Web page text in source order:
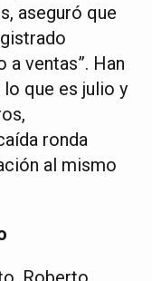
aseguró que
a ventas”. Han
que es julio y
ronda
al mismo